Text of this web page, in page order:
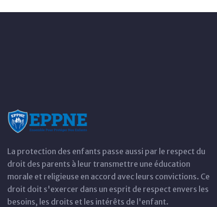
La protection des enfants passe aussi par le respect du
droit des parents à leur transmettre une éducation
morale et religieuse en accord avec leurs convictions. Ce
droit doit s'exercer dans un esprit de respect envers les
besoins, les droits et les intérêts de l'enfant.